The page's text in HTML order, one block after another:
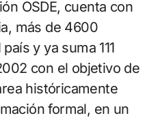
OSDE, cuenta con
más de 4600
y ya suma 111
con el objetivo de
históricamente
formal, en un